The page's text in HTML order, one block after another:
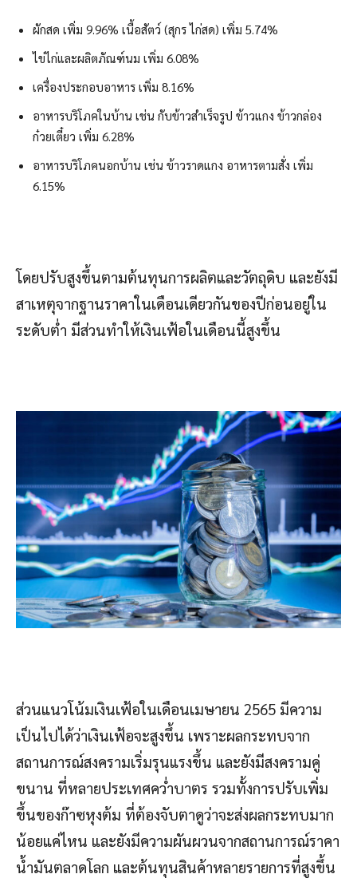
ผักสด เพิ่ม 9.96% เนื้อสัตว์ (สุกร ไก่สด) เพิ่ม 5.74%
ไข่ไก่และผลิตภัณฑ์นม เพิ่ม 6.08%
เครื่องประกอบอาหาร เพิ่ม 8.16%
อาหารบริโภคในบ้าน เช่น กับข้าวสำเร็จรูป ข้าวแกง ข้าวกล่อง
ก๋วยเตี๋ยว เพิ่ม 6.28%
อาหารบริโภคนอกบ้าน เช่น ข้าวราดแกง อาหารตามสั่ง เพิ่ม
6.15%
โดยปรับสูงขึ้นตามต้นทุนการผลิตและวัตถุดิบ และยังมี
สาเหตุจากฐานราคาในเดือนเดียวกันของปีก่อนอยู่ใน
ระดับต่ำ มีส่วนทำให้เงินเฟ้อในเดือนนี้สูงขึ้น
ส่วนแนวโน้มเงินเฟ้อในเดือนเมษายน 2565 มีความ
เป็นไปได้ว่าเงินเฟ้อจะสูงขึ้น เพราะผลกระทบจาก
สถานการณ์สงครามเริ่มรุนแรงขึ้น และยังมีสงครามคู่
ขนาน ที่หลายประเทศคว่ำบาตร รวมทั้งการปรับเพิ่ม
ขึ้นของก๊าซหุงต้ม ที่ต้องจับตาดูว่าจะส่งผลกระทบมาก
น้อยแค่ไหน และยังมีความผันผวนจากสถานการณ์ราคา
น้ำมันตลาดโลก และต้นทุนสินค้าหลายรายการที่สูงขึ้น